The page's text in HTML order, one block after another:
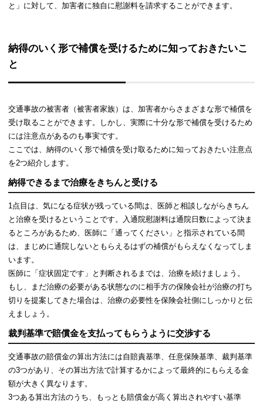
と」に対して、加害者に独自に慰謝料を請求することができます。
納得のいく形で補償を受けるために知っておきたいこ
と
交通事故の被害者（被害者家族）は、加害者からさまざまな形で補償を
受け取ることができます。しかし、実際に十分な形で補償を受けるため
には注意点があるのも事実です。
ここでは、納得のいく形で補償を受け取るために知っておきたい注意点
を2つ紹介します。
納得できるまで治療をきちんと受ける
1点目は、気になる症状が残っている間は、医師と相談しながらきちん
と治療を受けるということです。入通院慰謝料は通院日数によって決ま
るところがあるため、医師に「通ってください」と指示されている間
は、まじめに通院しないともらえるはずの補償がもらえなくなってしま
います。
医師に「症状固定です」と判断されるまでは、治療を続けましょう。
もし、まだ治療の必要がある状態なのに相手方の保険会社が治療の打ち
切りを提案してきた場合は、治療の必要性を保険会社側にしっかりと伝
えましょう。
裁判基準で賠償金を支払ってもらうように交渉する
交通事故の賠償金の算出方法には自賠責基準、任意保険基準、裁判基準
の3つがあり、その算出方法で計算するかによって最終的にもらえる金
額が大きく異なります。
3つある算出方法のうち、もっとも賠償金が高く算出されやすい基準